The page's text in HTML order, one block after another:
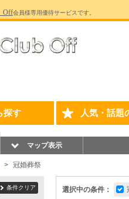
Off会員様専用優待サービスです。
探す 人気・話題
マップ表示
冠婚葬祭
選択中の条件：
条件クリア